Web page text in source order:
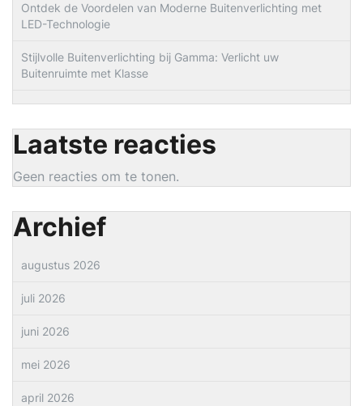
Ontdek de Voordelen van Moderne Buitenverlichting met
LED-Technologie
Stijlvolle Buitenverlichting bij Gamma: Verlicht uw
Buitenruimte met Klasse
Laatste reacties
Geen reacties om te tonen.
Archief
augustus 2026
juli 2026
juni 2026
mei 2026
april 2026